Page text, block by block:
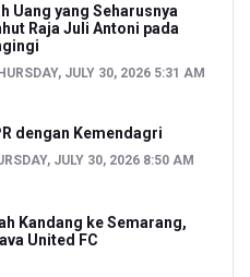
Uang yang Seharusnya
Raja Juli Antoni pada
JULY 30, 2026 5:31 AM
dengan Kemendagri
JULY 30, 2026 8:50 AM
Kandang ke Semarang,
United FC